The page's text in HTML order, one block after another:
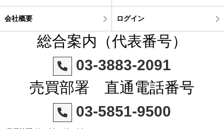
会社概要 ログイン
総合案内（代表番号）
03-3883-2091
売買部署 直通電話番号
03-5851-9500